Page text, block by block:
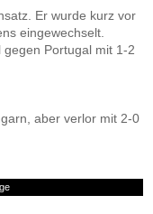
Er wurde kurz vor
eingewechselt.
Portugal mit 1-2
aber verlor mit 2-0